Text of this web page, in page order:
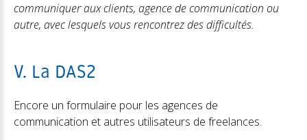
communiquer aux clients, agence de communication ou
autre, avec lesquels vous rencontrez des difficultés.
V. La DAS2
Encore un formulaire pour les agences de
communication et autres utilisateurs de freelances.